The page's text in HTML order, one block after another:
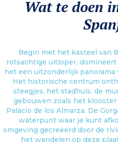
vervolledigen een rijke culturele
in Spanje.Wat te doen
Begin met het kasteel van
rotsachtige uitloper,
het een uitzonderlijk panorama
Het historische centrum
steegjes, het stadhuis, de
gebouwen zoals het klooster
Palacio de los Almarza. De
waterpunt waar je kunt
omgeving gecreëerd door de
het wandelen op deze